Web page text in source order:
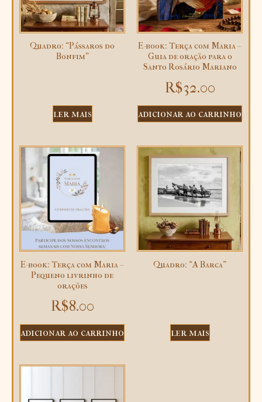
Quadro: “Pássaros do
Bonfim”
ler mais
E-book: Terça com Maria –
Guia de oração para o
Santo Rosário Mariano
R$32.00
adicionar ao carrinho
E-book: Terça com Maria –
Pequeno livrinho de
orações
R$8.00
adicionar ao carrinho
Quadro: “A Barca”
ler mais